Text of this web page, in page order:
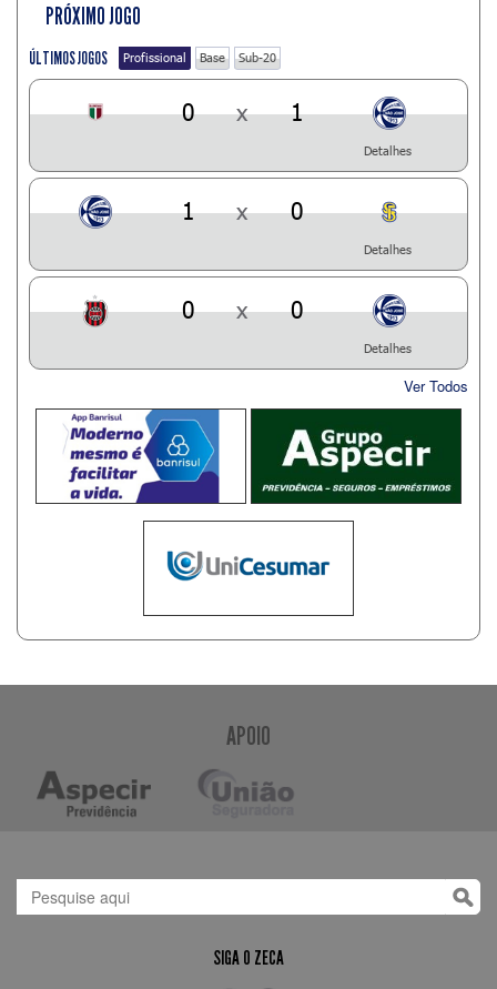
PRÓXIMO JOGO
ÚLTIMOS JOGOS Profissional Base Sub-20
0 x 1
Detalhes
1 x 0
Detalhes
0 x 0
Detalhes
Ver Todos
APOIO
SIGA O ZECA